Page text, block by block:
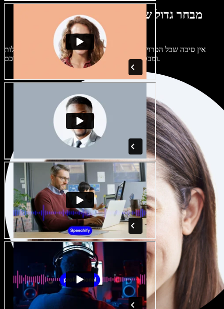
מבחר גדול של קולות נשים וגברים במגוון
מבטאים
אין סיבה שכל הפרויקטים יישמעו אותו דבר. בחרו מתוך מאות קולות
ומבטאים של בינה מלאכותית והתאימו אותם אליכם.